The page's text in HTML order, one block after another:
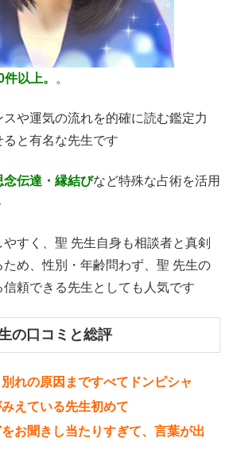
以上。 。
や運気の流れを的確に読む鑑定力
と有名な先生です
念伝達・縁結びなど特殊な占術を活用
やすく、聖 先生自身も相談者と真剣
め、性別・年齢問わず、聖 先生の
頼できる先生としても人気です
の口コミと総評
れの原因まですべてドンピシャ
えている先生初めて
お聞きし当たりすぎて、言葉が出